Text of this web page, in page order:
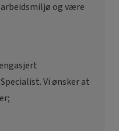
og være
Vi ønsker at